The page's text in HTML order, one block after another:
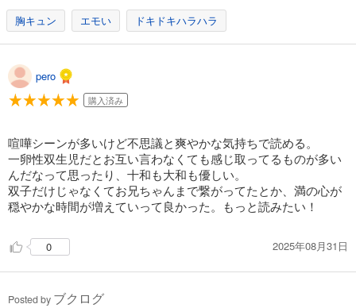
胸キュン エモい ドキドキハラハラ
pero
購入済み
喧嘩シーンが多いけど不思議と爽やかな気持ちで読める。
一卵性双生児だとお互い言わなくても感じ取ってるものが多い
んだなって思ったり、十和も大和も優しい。
双子だけじゃなくてお兄ちゃんまで繋がってたとか、満の心が
穏やかな時間が増えていって良かった。もっと読みたい！
0 2025年08月31日
Posted by ブクログ